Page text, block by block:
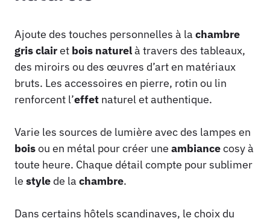
Ajoute des touches personnelles à la chambre
grisclairet bois naturelà travers des tableaux,
des miroirs ou des œuvres d’art en matériaux
bruts. Les accessoires en pierre, rotin ou lin
renforcent l’effet naturel et authentique.
Varie les sources de lumière avec des lampes en
boisou en métal pour créer une ambiancecosy à
toute heure. Chaque détail compte pour sublimer
le style de la chambre.
Dans certains hôtels scandinaves, le choix du